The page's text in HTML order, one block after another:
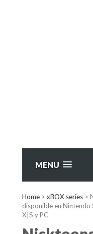
MENU
Home > xBOX series >
disponible en Nintendo
X|S y PC